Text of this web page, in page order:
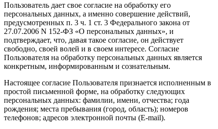
Пользователь дает свое согласие на обработку его
персональных данных, а именно совершение действий,
предусмотренных п. 3 ч. 1 ст. 3 Федерального закона от
27.07.2006 N 152-ФЗ «О персональных данных», и
подтверждает, что, давая такое согласие, он действует
свободно, своей волей и в своем интересе. Согласие
Пользователя на обработку персональных данных является
конкретным, информированным и сознательным.
Настоящее согласие Пользователя признается исполненным в
простой письменной форме, на обработку следующих
персональных данных: фамилии, имени, отчества; года
рождения; места пребывания (город, область); номеров
телефонов; адресов электронной почты (E-mail).